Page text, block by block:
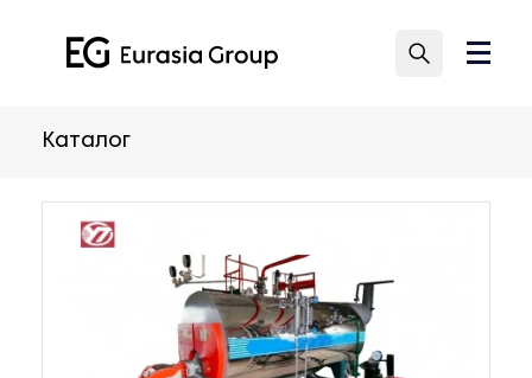
Каталог